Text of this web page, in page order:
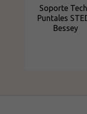
Soporte
Puntales
Bessey